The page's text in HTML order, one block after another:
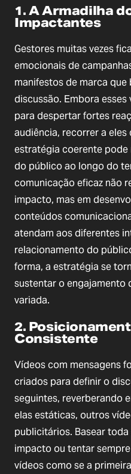
1. A Armadilha
Impactantes
Gestores muitas vezes
emocionais de
manifestos de marca
discussão. Embora
para despertar fortes
audiência, recorrer a eles
estratégia coerente pode
do público ao longo do
comunicação eficaz não
impacto, mas em
conteúdos
atendam aos diferentes
relacionamento do
forma, a estratégia se
sustentar o engajamento
variada.
2.
Consistente
Vídeos com mensagens
criados para definir o
seguintes, reverberando
elas estáticas, outros
publicitários. Basear
impacto ou tentar
vídeos como se a